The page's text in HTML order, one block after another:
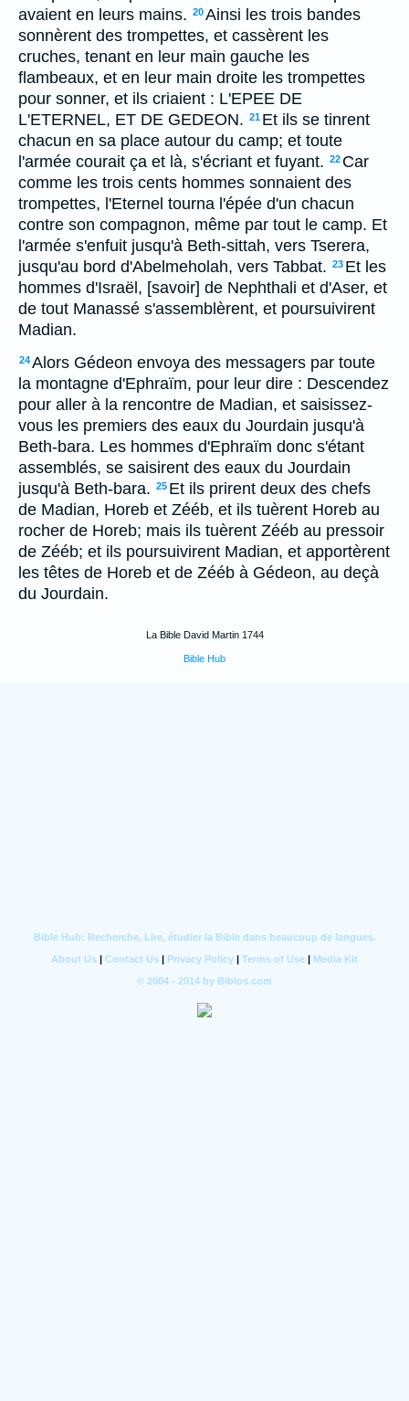
avaient en leurs mains. 20Ainsi les trois bandes
sonnèrent des trompettes, et cassèrent les
cruches, tenant en leur main gauche les
flambeaux, et en leur main droite les trompettes
pour sonner, et ils criaient : L'EPEE DE
L'ETERNEL, ET DE GEDEON. 21 Et ils se tinrent
chacun en sa place autour du camp; et toute
l'armée courait ça et là, s'écriant et fuyant. 22 Car
comme les trois cents hommes sonnaient des
trompettes, l'Eternel tourna l'épée d'un chacun
contre son compagnon, même par tout le camp. Et
l'armée s'enfuit jusqu'à Beth-sittah, vers Tserera,
jusqu'au bord d'Abelmeholah, vers Tabbat. 23 Et les
hommes d'Israël, [savoir] de Nephthali et d'Aser, et
de tout Manassé s'assemblèrent, et poursuivirent
Madian.
24Alors Gédeon envoya des messagers par toute
la montagne d'Ephraïm, pour leur dire : Descendez
pour aller à la rencontre de Madian, et saisissez-
vous les premiers des eaux du Jourdain jusqu'à
Beth-bara. Les hommes d'Ephraïm donc s'étant
assemblés, se saisirent des eaux du Jourdain
jusqu'à Beth-bara. 25 Et ils prirent deux des chefs
de Madian, Horeb et Zééb, et ils tuèrent Horeb au
rocher de Horeb; mais ils tuèrent Zééb au pressoir
de Zééb; et ils poursuivirent Madian, et apportèrent
les têtes de Horeb et de Zééb à Gédeon, au deçà
du Jourdain.
La Bible David Martin 1744
Bible Hub